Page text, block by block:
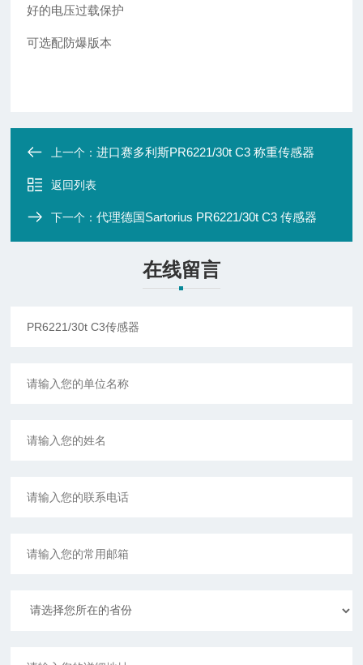
好的电压过载保护
可选配防爆版本
上一个：进口赛多利斯PR6221/30t C3 称重传感器
返回列表
下一个：代理德国Sartorius PR6221/30t C3 传感器
在线留言